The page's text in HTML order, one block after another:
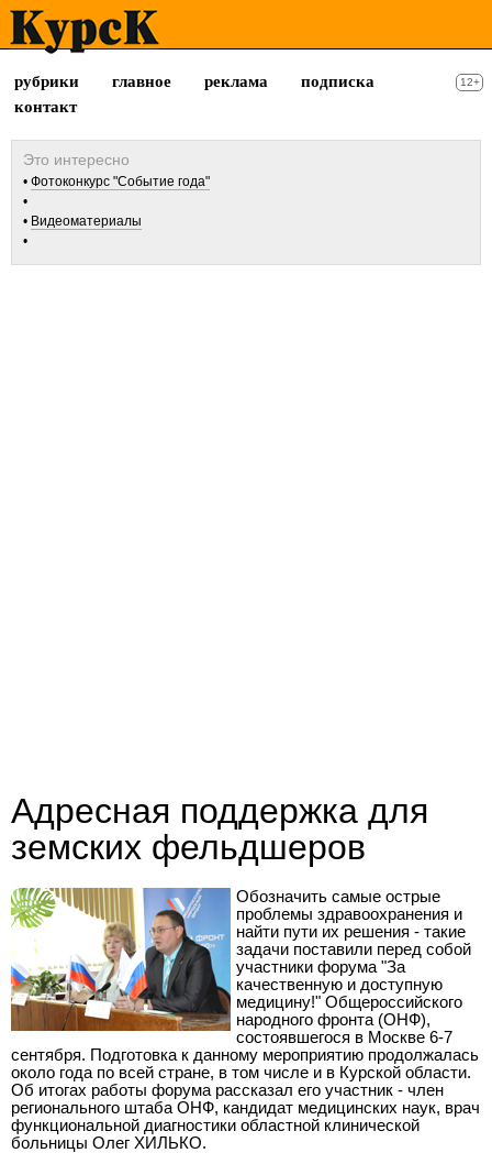
рубрики главное реклама
подписка
контакт
12+
Фотоконкурс "Событие года"
Видеоматериалы
Адресная поддержка для
земских фельдшеров
Обозначить самые острые
проблемы здравоохранения и
найти пути их решения - такие
задачи поставили перед собой
участники форума "За
качественную и доступную
медицину!" Общероссийского
народного фронта (ОНФ),
состоявшегося в Москве 6-7
сентября. Подготовка к данному мероприятию продолжалась
около года по всей стране, в том числе и в Курской области.
Об итогах работы форума рассказал его участник - член
регионального штаба ОНФ, кандидат медицинских наук, врач
функциональной диагностики областной клинической
больницы Олег ХИЛЬКО.